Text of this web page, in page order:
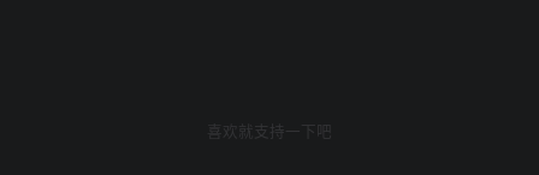
喜欢就支持一下吧